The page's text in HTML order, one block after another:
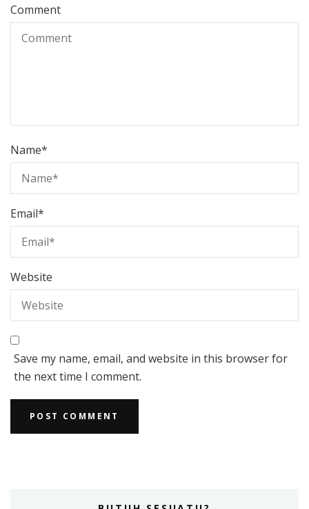
Comment
Name*
Email*
Website
Save my name, email, and website in this browser for
the next time I comment.